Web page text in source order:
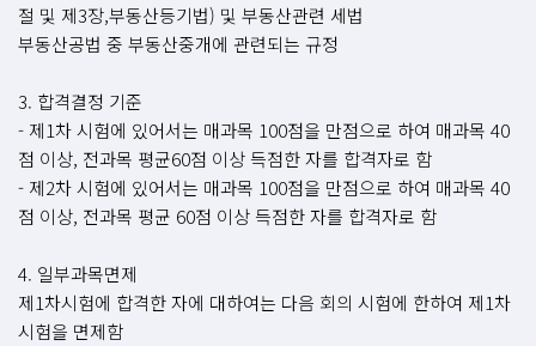
절 및 제3장,부동산등기법) 및 부동산관련 세법
부동산공법 중 부동산중개에 관련되는 규정
3. 합격결정 기준
- 제1차 시험에 있어서는 매과목 100점을 만점으로 하여 매과목 40
점 이상, 전과목 평균60점 이상 득점한 자를 합격자로 함
- 제2차 시험에 있어서는 매과목 100점을 만점으로 하여 매과목 40
점 이상, 전과목 평균 60점 이상 득점한 자를 합격자로 함
4. 일부과목면제
제1차시험에 합격한 자에 대하여는 다음 회의 시험에 한하여 제1차
시험을 면제함